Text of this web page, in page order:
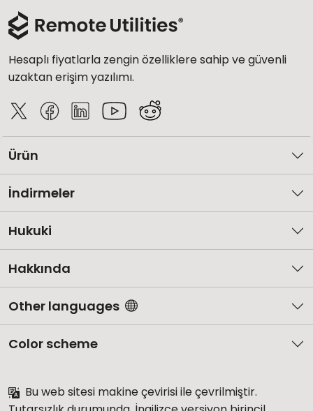
Hesaplı fiyatlarla zengin özelliklere sahip ve güvenli
uzaktan erişim yazılımı.
Ürün
İndirmeler
Hukuki
Hakkında
Other languages
Color scheme
Bu web sitesi makine çevirisi ile çevrilmiştir.